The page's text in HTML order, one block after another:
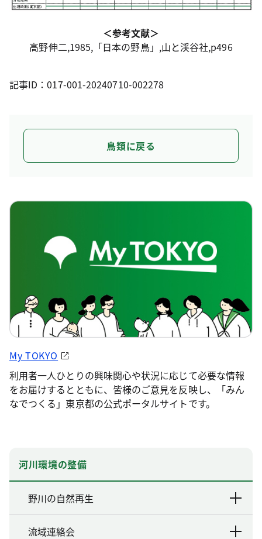
＜参考文献＞
高野伸二,1985,「日本の野鳥」,山と渓谷社,p496
記事ID：017-001-20240710-002278
鳥類に戻る
My TOKYO
利用者一人ひとりの興味関心や状況に応じて必要な情報
をお届けするとともに、皆様のご意見を反映し、「みん
なでつくる」東京都の公式ポータルサイトです。
河川環境の整備
野川の自然再生
流域連絡会